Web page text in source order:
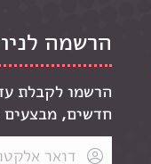
הרשמה
הרשמו לקבלת
חדשים, מבצעים